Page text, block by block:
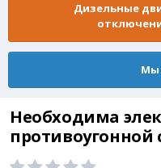
Дизельные
Мы
Необходима